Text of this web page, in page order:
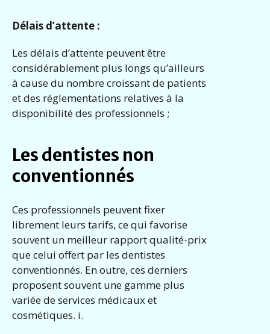
Délais d’attente :
Les délais d’attente peuvent être
considérablement plus longs qu’ailleurs
à cause du nombre croissant de patients
et des réglementations relatives à la
disponibilité des professionnels ;
Les dentistes non
conventionnés
Ces professionnels peuvent fixer
librement leurs tarifs, ce qui favorise
souvent un meilleur rapport qualité-prix
que celui offert par les dentistes
conventionnés. En outre, ces derniers
proposent souvent une gamme plus
variée de services médicaux et
cosmétiques. i.